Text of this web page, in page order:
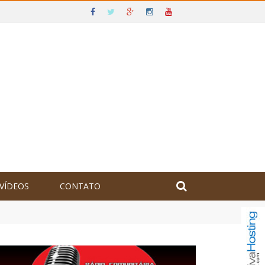
VÍDEOS CONTATO